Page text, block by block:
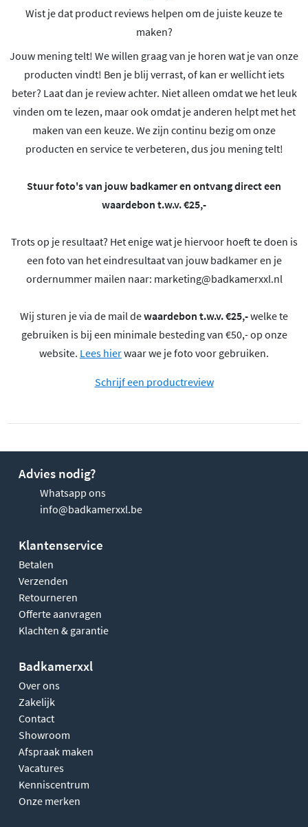
Wist je dat product reviews helpen om de juiste keuze te
maken?
Jouw mening telt! We willen graag van je horen wat je van onze
producten vindt! Ben je blij verrast, of kan er wellicht iets
beter? Laat dan je review achter. Niet alleen omdat we het leuk
vinden om te lezen, maar ook omdat je anderen helpt met het
maken van een keuze. We zijn continu bezig om onze
producten en service te verbeteren, dus jou mening telt!
Stuur foto's van jouw badkamer en ontvang direct een
waardebon t.w.v. €25,-
Trots op je resultaat? Het enige wat je hiervoor hoeft te doen is
een foto van het eindresultaat van jouw badkamer en je
ordernummer mailen naar: marketing@badkamerxxl.nl
Wij sturen je via de mail dewaardebon t.w.v. €25,-welke te
gebruiken is bij een minimale besteding van €50,- op onze
website. Lees hierwaar we je foto voor gebruiken.
Schrijf een productreview
Advies nodig?
Whatsapp ons
info@badkamerxxl.be
Klantenservice
Betalen
Verzenden
Retourneren
Offerte aanvragen
Klachten & garantie
Badkamerxxl
Over ons
Zakelijk
Contact
Showroom
Afspraak maken
Vacatures
Kenniscentrum
Onze merken